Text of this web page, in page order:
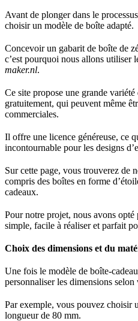
Avant de plonger dans le
choisir un modèle de boîte adapté.
Concevoir un gabarit de boîte de
c’est pourquoi nous allons utiliser
maker.nl.
Ce site propose une grande
gratuitement, qui peuvent même
commerciales.
Il offre une licence généreuse, ce
incontournable pour les designs
Sur cette page, vous trouverez de
compris des boîtes en forme
cadeaux.
Pour notre projet, nous avons
simple, facile à réaliser et parfait
Choix des dimensions et du
Une fois le modèle de boîte-
personnaliser les dimensions selon
Par exemple, vous pouvez choisir
longueur de 80 mm.